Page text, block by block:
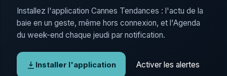
Installez l'application Cannes Tendances : l'actu de la
baie en un geste, même hors connexion, et l'Agenda
du week-end chaque jeudi par notification.
Installer l'application Activer les alertes